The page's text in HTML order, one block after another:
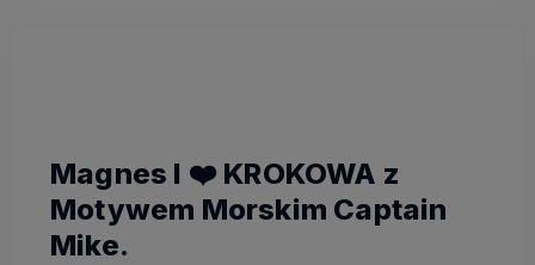
Magnes I ❤️ KROKOWA z
Motywem Morskim Captain
Mike.